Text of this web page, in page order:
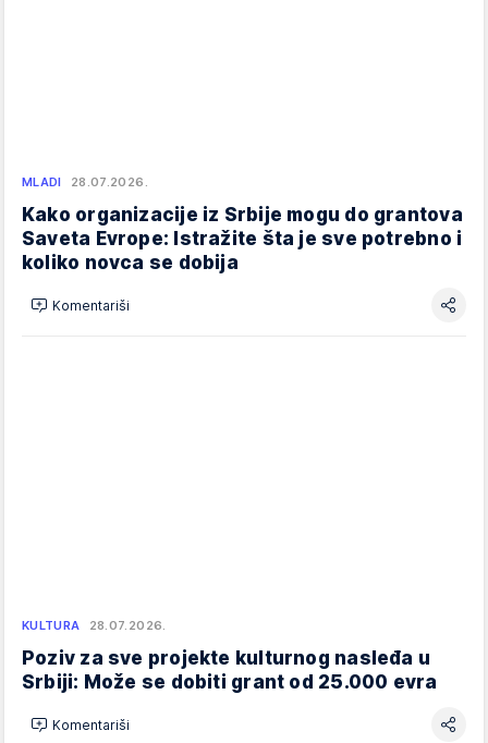
MLADI 28.07.2026.
Kako organizacije iz Srbije mogu do grantova
Saveta Evrope: Istražite šta je sve potrebno i
koliko novca se dobija
Komentariši
KULTURA 28.07.2026.
Poziv za sve projekte kulturnog nasleđa u
Srbiji: Može se dobiti grant od 25.000 evra
Komentariši